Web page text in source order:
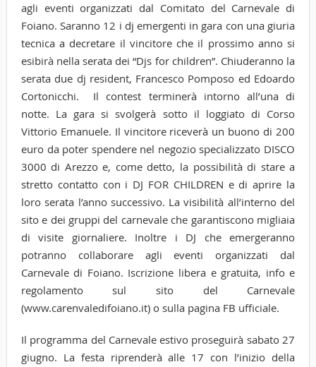
agli eventi organizzati dal Comitato del Carnevale di
Foiano. Saranno 12 i dj emergenti in gara con una giuria
tecnica a decretare il vincitore che il prossimo anno si
esibirà nella serata dei “Djs for children”. Chiuderanno la
serata due dj resident, Francesco Pomposo ed Edoardo
Cortonicchi. Il contest terminerà intorno all’una di
notte. La gara si svolgerà sotto il loggiato di Corso
Vittorio Emanuele. Il vincitore riceverà un buono di 200
euro da poter spendere nel negozio specializzato DISCO
3000 di Arezzo e, come detto, la possibilità di stare a
stretto contatto con i DJ FOR CHILDREN e di aprire la
loro serata l’anno successivo. La visibilità all’interno del
sito e dei gruppi del carnevale che garantiscono migliaia
di visite giornaliere. Inoltre i DJ che emergeranno
potranno collaborare agli eventi organizzati dal
Carnevale di Foiano. Iscrizione libera e gratuita, info e
regolamento sul sito del Carnevale
(www.carenvaledifoiano.it) o sulla pagina FB ufficiale.
Il programma del Carnevale estivo proseguirà sabato 27
giugno. La festa riprenderà alle 17 con l’inizio della